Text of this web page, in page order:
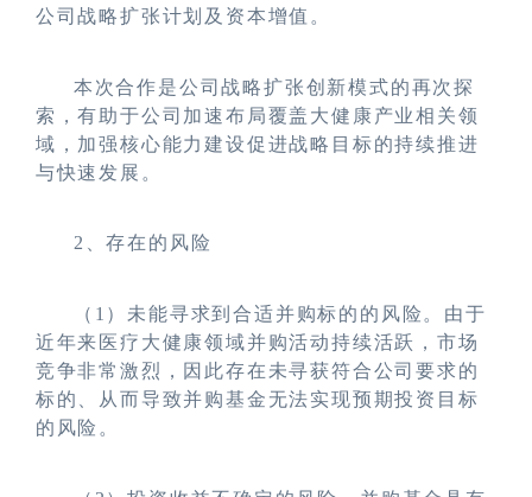
公司战略扩张计划及资本增值。
本次合作是公司战略扩张创新模式的再次探
索，有助于公司加速布局覆盖大健康产业相关领
域，加强核心能力建设促进战略目标的持续推进
与快速发展。
2 、存在的风险
（1）未能寻求到合适并购标的的风险。由于
近年来医疗大健康领域并购活动持续活跃，市场
竞争非常激烈，因此存在未寻获符合公司要求的
标的、从而导致并购基金无法实现预期投资目标
的风险。